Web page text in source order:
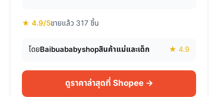
★ 4.9/5ขายแล้ว 317 ชิ้น
โดยBaibuababyshopสินค้าแม่และเด็ก ★ 4.9
ดูราคาล่าสุดที่ Shopee →